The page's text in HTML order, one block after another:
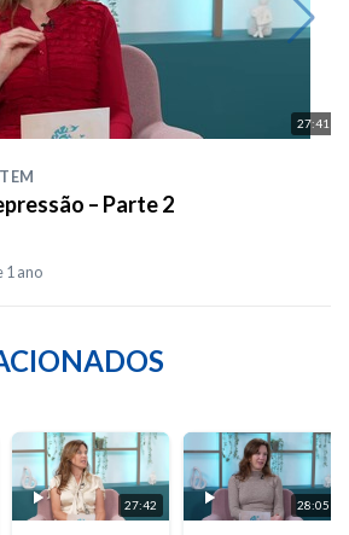
27:41
– Parte 2
1 ano
27:42 28:05